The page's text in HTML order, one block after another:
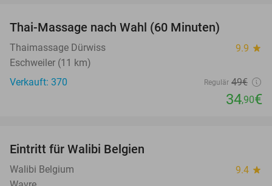
Thai-Massage nach Wahl (60 Minuten)
Thaimassage Dürwiss 9.9 star
Eschweiler (11 km)
Verkauft: 370
Regulär 49€
34,90€
Eintritt für Walibi Belgien
Walibi Belgium 9.4 star